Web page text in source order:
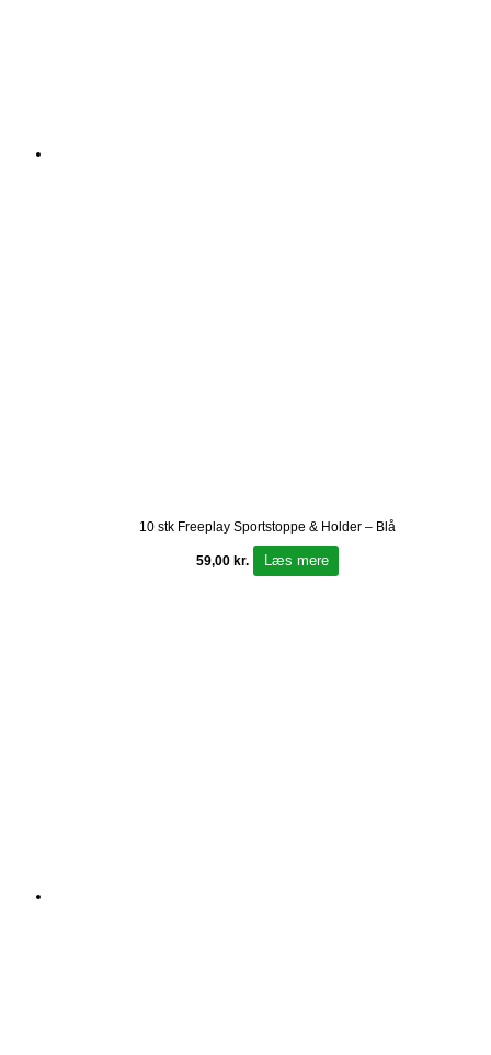
10 stk Freeplay Sportstoppe & Holder – Blå
59,00 kr. Læs mere